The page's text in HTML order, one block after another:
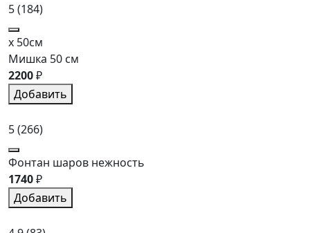
5(184)
x 50см
Мишка 50 см
2200₽
Добавить
5(266)
Фонтан шаров нежность
1740₽
Добавить